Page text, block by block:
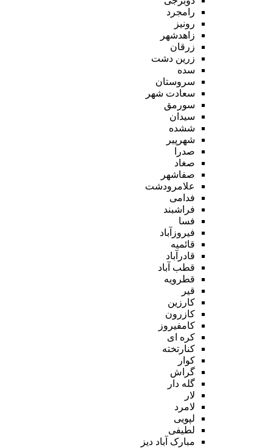
رامجرد
رونیز
زاهدشهر
زرقان
زرین دشت
سده
سروستان
سعادت شهر
سورمق
سیدان
ششده
شهرپیر
صدرا
صغاد
صفاشهر
علامرودشت
فدامی
فراشبند
فسا
فیروزآباد
قائمیه
قادرآباد
قطب آباد
قطرویه
قیر
کارزین
کازرون
کامفیروز
کره ای
کنارتخته
کوار
گراش
گله دار
لار
لامرد
لپویی
لطیفی
مبارک آباد دیز